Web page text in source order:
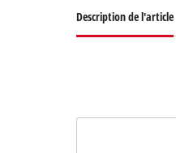
Description de l'article